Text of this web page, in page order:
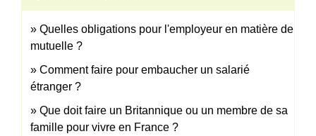
Quelles obligations pour l'employeur en matière de
mutuelle ?
Comment faire pour embaucher un salarié
étranger ?
Que doit faire un Britannique ou un membre de sa
famille pour vivre en France ?